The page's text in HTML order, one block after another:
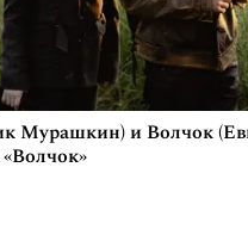
Мурашкин) и Волчок